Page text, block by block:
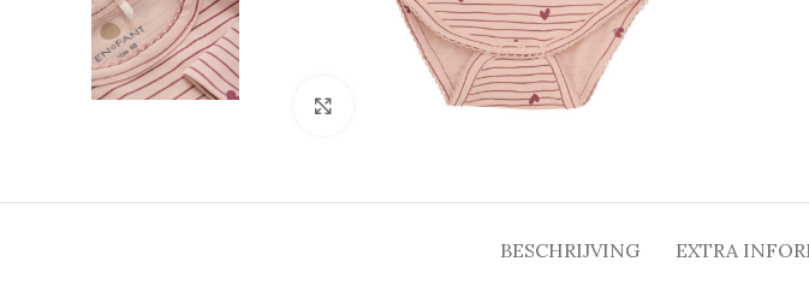
Click to enlarge
BESCHRIJVING EXTRA